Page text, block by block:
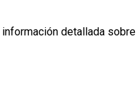
detallada sobre